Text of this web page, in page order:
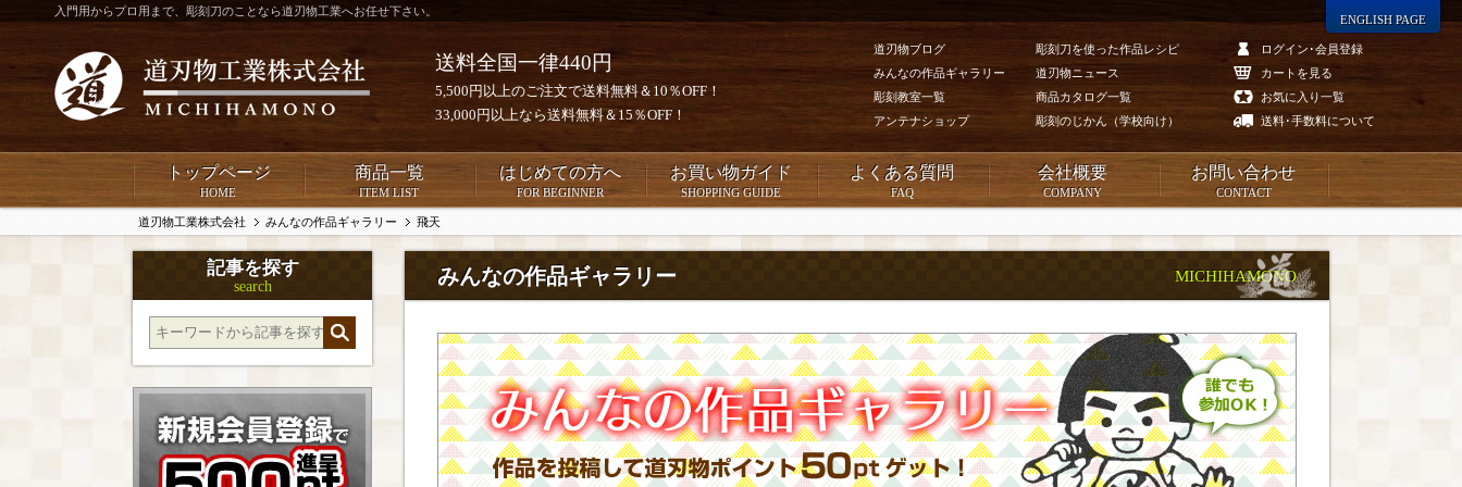
入門用からプロ用まで、彫刻刀のことなら道刃物工業へお任せ下さい。
送料全国一律440円
5,500円以上のご注文で送料無料＆10％OFF！
33,000円以上なら送料無料＆15％OFF！
道刃物ブログ
みんなの作品ギャラリー
彫刻教室一覧
アンテナショップ
彫刻刀を使った作品レシピ
道刃物ニュース
商品カタログ一覧
彫刻のじかん（学校向け）
ログイン･会員登録
カートを見る
お気に入り一覧
送料･手数料について
ENGLISH PAGE
トップページ
HOME
商品一覧
ITEM LIST
はじめての方へ
FOR BEGINNER
お買い物ガイド
SHOPPING GUIDE
よくある質問
FAQ
会社概要
COMPANY
お問い合わせ
CONTACT
道刃物工業株式会社 みんなの作品ギャラリー 飛天
みんなの作品ギャラリー MICHIHAMONO
記事を探す
search